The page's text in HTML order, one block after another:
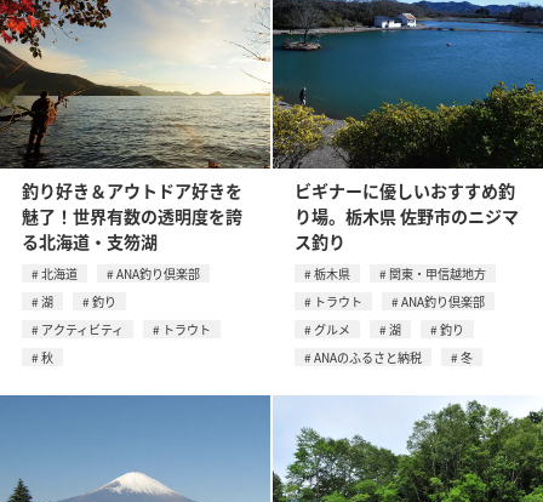
釣り好き＆アウトドア好きを
魅了！世界有数の透明度を誇
る北海道・支笏湖
北海道
ANA釣り倶楽部
湖
釣り
アクティビティ
トラウト
秋
ビギナーに優しいおすすめ釣
り場。栃木県 佐野市のニジマ
ス釣り
栃木県
関東・甲信越地方
トラウト
ANA釣り倶楽部
グルメ
湖
釣り
ANAのふるさと納税
冬